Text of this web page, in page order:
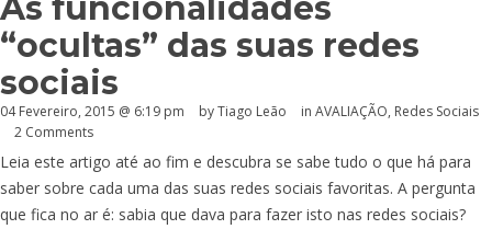
“ocultas” das suas redes
sociais
04 Fevereiro, 2015 @ 6:19 pm by Tiago Leão in AVALIAÇÃO, Redes Sociais
2 Comments
Leia este artigo até ao fim e descubra se sabe tudo o que há para
saber sobre cada uma das suas redes sociais favoritas. A pergunta
que fica no ar é: sabia que dava para fazer isto nas redes sociais?